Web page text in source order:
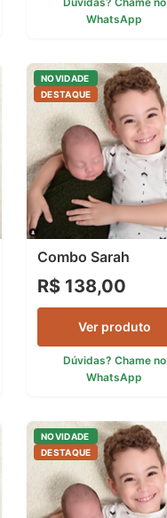
WhatsApp
NOVIDADE
DESTAQUE
Combo Sarah
R$ 138,00
Ver produto
Dúvidas? Chame no
WhatsApp
NOVIDADE
DESTAQUE